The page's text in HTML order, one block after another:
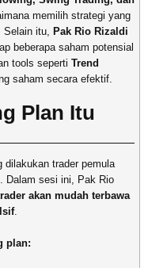
memilih strategi yang
Selain itu, Pak Rio Rizaldi
beberapa saham potensial
tools seperti Trend
saham secara efektif.
Plan Itu
dilakukan trader pemula
. Dalam sesi ini, Pak Rio
akan mudah terbawa
.
plan: